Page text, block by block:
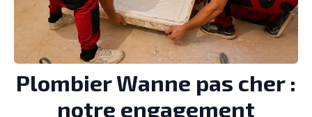
Plombier Wanne pas cher :
notre engagement